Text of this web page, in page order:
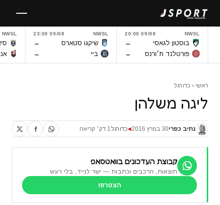
לתוכן
NWSL
09/08 20:00
בוסטון לגאסי –
פורטלנד ת׳ורנס –
NWSL
09/08 23:00
שיקגו סטארס –
ביי –
NWSL
ראשי › כדורגל
ליגה משלהן
נתיב כפרי30 במרץ 2016 ◀כדורגל 1 דק׳ קריאה
קבוצת העדכונים בוואטסאפ
תוצאות, הרכבים וכתבות — ישר לנייד, בלי רעש
הצטרפו